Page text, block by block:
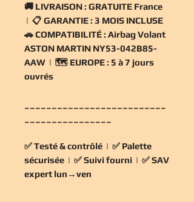
🚚 LIVRAISON : GRATUITE France
| 📋 GARANTIE : 3 MOIS INCLUSE
🚗COMPATIBILITÉ : Airbag Volant
ASTON MARTIN NY53-042B85-
AAW | 🗺️ EUROPE : 5 à 7 jours
ouvrés
✅Testé & contrôlé | ✅ Palette
sécurisée | ✅Suivi fourni | ✅SAV
expert lun→ven